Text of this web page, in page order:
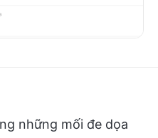
những mối đe dọa